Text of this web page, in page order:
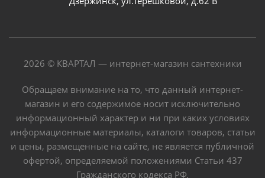
2026 © КВАРТАЛ — интернет-магазин сантехники
Обращаем внимание на то, что данный интернет-
магазин и его содержимое носит исключительно
информационный характер и ни при каких условиях
информационные материалы, каталоги товаров, статьи
и цены, размещенные на сайте, не является публичной
офертой, определяемой положениями Статьи 437
Гражданского кодекса РФ.